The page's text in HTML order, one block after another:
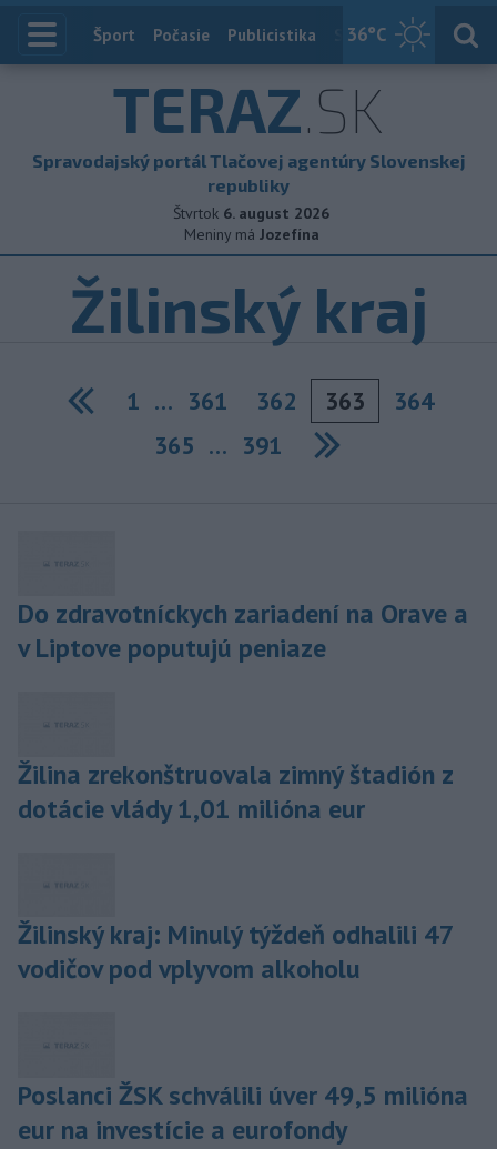
36°C
Index
Šport Počasie Publicistika Slovensko
TERAZ.SK
Spravodajský portál Tlačovej agentúry Slovenskej
republiky
Štvrtok 6. august 2026
Meniny má Jozefína
Žilinský kraj
Previous
1 … 361 362 363
364
365 … 391
Do zdravotníckych zariadení na Orave a
v Liptove poputujú peniaze
Žilina zrekonštruovala zimný štadión z
dotácie vlády 1,01 milióna eur
Žilinský kraj: Minulý týždeň odhalili 47
vodičov pod vplyvom alkoholu
Poslanci ŽSK schválili úver 49,5 milióna
eur na investície a eurofondy